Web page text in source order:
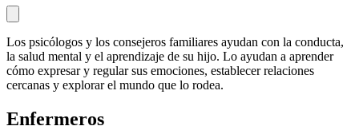
Los psicólogos y los consejeros familiares ayudan con la conducta,
la salud mental y el aprendizaje de su hijo. Lo ayudan a aprender
cómo expresar y regular sus emociones, establecer relaciones
cercanas y explorar el mundo que lo rodea.
Enfermeros